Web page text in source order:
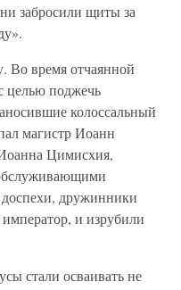
забросили щиты за
Во время отчаянной
целью поджечь
колоссальный
магистр Иоанн
Цимисхия,
доспехи, дружинники
и изрубили
стали осваивать не